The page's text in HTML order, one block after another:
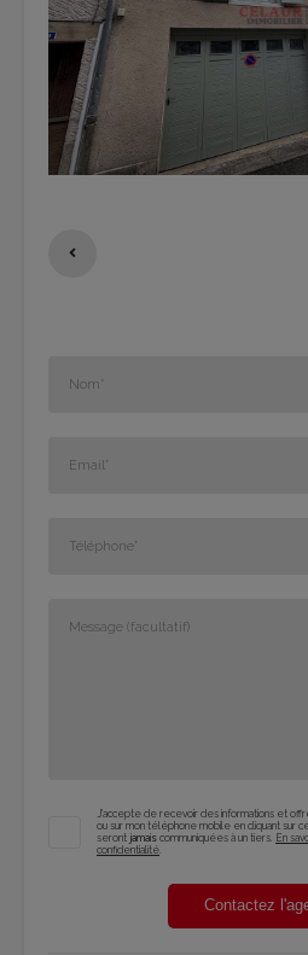
J'accepte de recevoir des informations et
ou sur mon téléphone mobile en cliquant sur
seront jamais communiquées à un tiers. En
confidentialité.
Contactez